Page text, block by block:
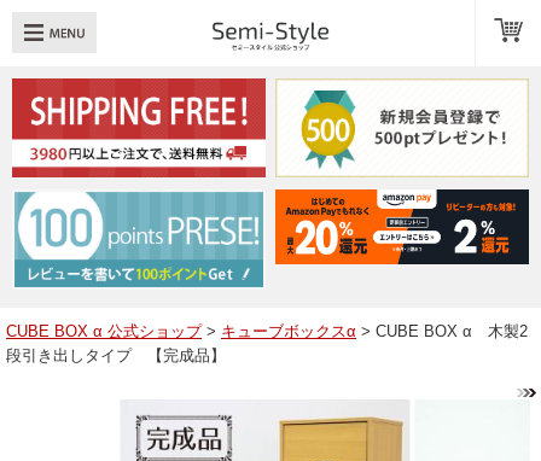
：透明扉 引き出し LED
へ戻る
品一覧
ューブボックスαレイアウト例
CUBE BOX α 公式ショップ> キューブボックスα > CUBE BOX α 木製2
段引き出しタイプ 【完成品】